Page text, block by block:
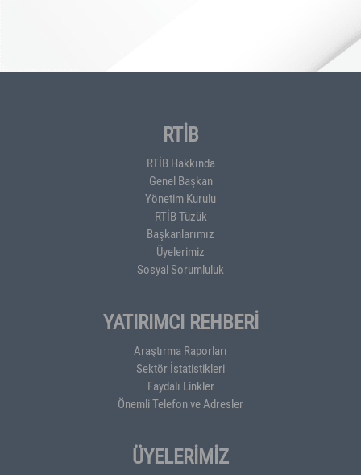
RTİB
RTİB Hakkında
Genel Başkan
Yönetim Kurulu
RTİB Tüzük
Başkanlarımız
Üyelerimiz
Sosyal Sorumluluk
YATIRIMCI REHBERİ
Araştırma Raporları
Sektör İstatistikleri
Faydalı Linkler
Önemli Telefon ve Adresler
ÜYELERİMİZ